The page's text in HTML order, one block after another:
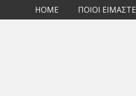
HOME ΠΟΙΟΙ ΕΙΜΑΣΤΕ